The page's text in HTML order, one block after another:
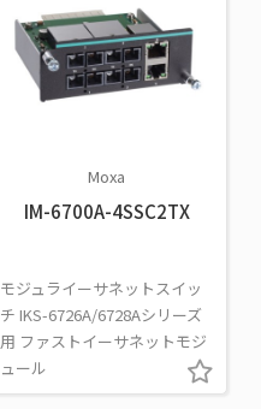
Moxa
IM-6700A-4SSC2TX
モジュライーサネットスイッ
チ IKS-6726A/6728Aシリーズ
用 ファストイーサネットモジ
ュール